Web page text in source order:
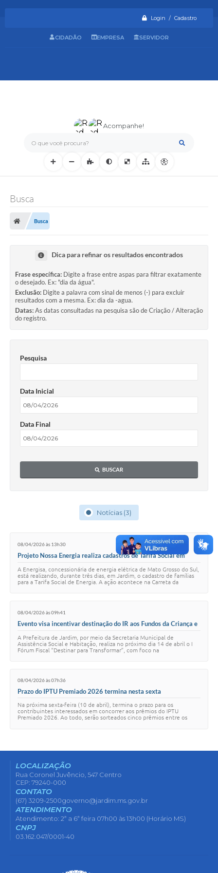
Login / Cadastro
O que você procura?
Acompanhe!
CIDADÃO EMPRESA SERVIDOR
Busca
Busca
Dica para refinar os resultados encontrados
Frase específica: Digite a frase entre aspas para filtrar exatamente
o desejado. Ex: "dia da água".
Exclusão: Digite a palavra com sinal de menos (-) para excluir
resultados com a mesma. Ex: dia da -agua.
Datas:As datas consultadas na pesquisa são de Criação / Alteração
do registro.
Pesquisa
Data Inicial
Data Final
BUSCAR
Notícias (3)
08/04/2026 às 13h30
Projeto Nossa Energia realiza cadastros de Tarifa Social em
A Energisa, concessionária de energia elétrica de Mato Grosso do Sul,
está realizando, durante três dias, em Jardim, o cadastro de famílias
para a Tarifa Social de Energia. A ação acontece na Carreta da
08/04/2026 às 09h41
Evento visa incentivar destinação do IR aos Fundos da Criança e
A Prefeitura de Jardim, por meio da Secretaria Municipal de
Assistência Social e Habitação, realiza no próximo dia 14 de abril o I
Fórum Fiscal “Destinar para Transformar”, com foco na
08/04/2026 às 07h36
Prazo do IPTU Premiado 2026 termina nesta sexta
Na próxima sexta-feira (10 de abril), termina o prazo para os
contribuintes interessados em concorrer aos prêmios do IPTU
Premiado 2026. Ao todo, serão sorteados cinco prêmios entre os
LOCALIZAÇÃO
Rua Coronel Juvêncio, 547 Centro
CEP: 79240-000
CONTATO
(67) 3209-2500governo@jardim.ms.gov.br
ATENDIMENTO
Atendimento: 2ª a 6ª feira 07h00 às 13h00 (Horário MS)
CNPJ
03.162.047/0001-40